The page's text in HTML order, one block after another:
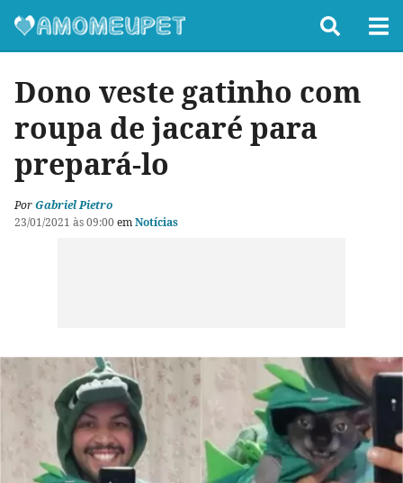
Dono veste gatinho com
roupa de jacaré para
prepará-lo
PorGabriel Pietro
23/01/2021 às 09:00 emNotícias